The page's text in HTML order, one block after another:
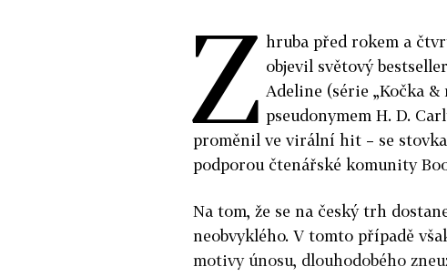
Z hruba před rokem a
objevil světový
Adeline (série „Kočka
pseudonymem H. D.
proměnil ve virální hit – se
podporou čtenářské komunity
Na tom, že se na český trh
neobvyklého. V tomto případě
motivy únosu, dlouhodobého